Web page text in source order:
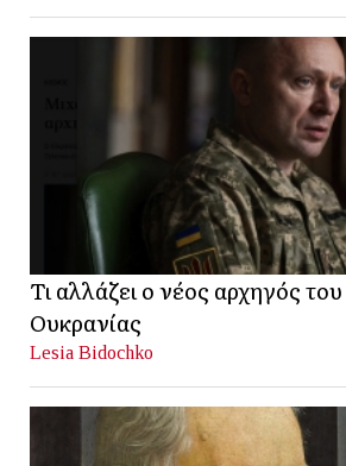
Τι αλλάζει ο νέος αρχηγός
Ουκρανίας
Lesia Bidochko